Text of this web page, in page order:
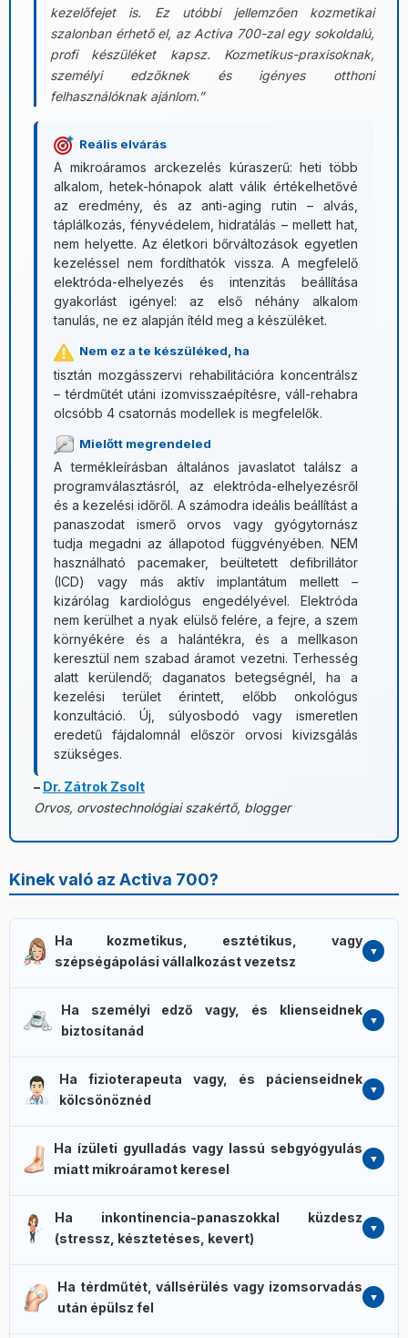
kezelőfejet is. Ez utóbbi jellemzően kozmetikai
szalonban érhető el, az Activa 700-zal egy sokoldalú,
profi készüléket kapsz. Kozmetikus-praxisoknak,
személyi edzőknek és igényes otthoni
felhasználóknak ajánlom.”
Reális elvárás
A mikroáramos arckezelés kúraszerű: heti több
alkalom, hetek-hónapok alatt válik értékelhetővé
az eredmény, és az anti-aging rutin – alvás,
táplálkozás, fényvédelem, hidratálás – mellett hat,
nem helyette. Az életkori bőrváltozások egyetlen
kezeléssel nem fordíthatók vissza. A megfelelő
elektróda-elhelyezés és intenzitás beállítása
gyakorlást igényel: az első néhány alkalom
tanulás, ne ez alapján ítéld meg a készüléket.
Nem ez a te készüléked, ha
tisztán mozgásszervi rehabilitációra koncentrálsz
– térdműtét utáni izomvisszaépítésre, váll-rehabra
olcsóbb 4 csatornás modellek is megfelelők.
Mielőtt megrendeled
A termékleírásban általános javaslatot találsz a
programválasztásról, az elektróda-elhelyezésről
és a kezelési időről. A számodra ideális beállítást a
panaszodat ismerő orvos vagy gyógytornász
tudja megadni az állapotod függvényében. NEM
használható pacemaker, beültetett defibrillátor
(ICD) vagy más aktív implantátum mellett –
kizárólag kardiológus engedélyével. Elektróda
nem kerülhet a nyak elülső felére, a fejre, a szem
környékére és a halántékra, és a mellkason
keresztül nem szabad áramot vezetni. Terhesség
alatt kerülendő; daganatos betegségnél, ha a
kezelési terület érintett, előbb onkológus
konzultáció. Új, súlyosbodó vagy ismeretlen
eredetű fájdalomnál először orvosi kivizsgálás
szükséges.
– Dr. Zátrok Zsolt
Orvos, orvostechnológiai szakértő, blogger
Kinek való az Activa 700?
Ha kozmetikus, esztétikus, vagy
szépségápolási vállalkozást vezetsz
klasszikus klinikai mikroáramos kezeléseket (ránckezelés,
bőr-emelőhatás, kollagéntermelés-támogatás, antiaging)
hozza el otthoni-félprofi szintre. A G-Trode-dal pontos,
kontrollált arckezelést végezhetsz. Az általános 60
szépségápolási és 58 fitnesz-alakformálási programmal
Ha személyi edző vagy, és klienseidnek
biztosítanád
klienst is kezelj különböző programokkal. A 21 speciális
sport program (futás, sífutás, golf) mellett a 53 alap sport
és a 7 ActionNow azonnali program (ami azonnal indítható
az edzés mellett) kiegészítő edzéseszközként szolgálhat.
Saját program készítése (15 db) → testreszabott
Ha fizioterapeuta vagy, és pácienseidnek
kölcsönöznéd
beállítod a páciensnek az általad kijelölt programot, és a
beteg csak azt tudja használni – nem fér hozzá a többi
280+ programhoz. Ez biztonsági szempontból is fontos:
nem indít el véletlenül egy nem megfelelő áramtípust. A
Multiuser (10 fő) + Saját program (15) páros külön kezelési
Ha ízületi gyulladás vagy lassú sebgyógyulás
miatt mikroáramot keresel
rendelkezésre. A mikroáram-kezelés egy ezerszer
enyhébb áram, mint a TENS – nem érzed, de a kutatások
szerint segítheti a gyulladásos folyamatok mérséklődését
(ízületi gyulladás, ínhüvelygyulladás, isiász, lumbágó), és
támogathatja a sérülések, izomszakadások, posztoperatív
Ha inkontinencia-panaszokkal küzdesz
(stressz, késztetéses, kevert)
között az egyetlen, amely mindhárom típusra dedikált
inkontinencia-programot kínál: stressz, késztetéses és
kevert inkontinencia. Fontos: a kismedence-szondás
Ha térdműtét, vállsérülés vagy izomsorvadás
után épülsz fel